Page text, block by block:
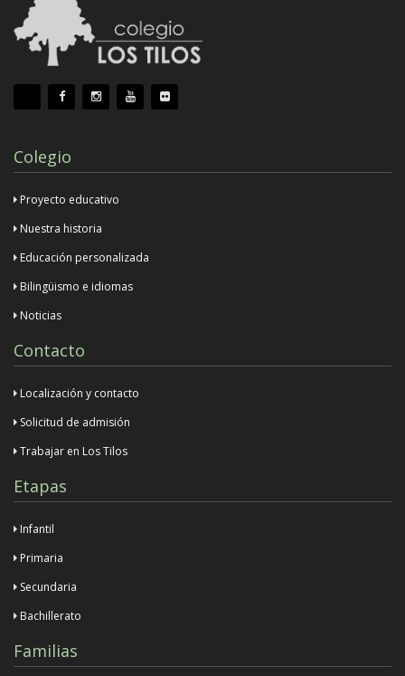
Colegio
Proyecto educativo
Nuestra historia
Educación personalizada
Bilingüismo e idiomas
Noticias
Contacto
Localización y contacto
Solicitud de admisión
Trabajar en Los Tilos
Etapas
Infantil
Primaria
Secundaria
Bachillerato
Familias